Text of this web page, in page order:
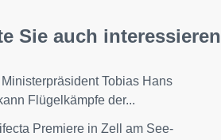
Sie auch interessieren
Tobias Hans
Flügelkämpfe der...
Premiere in Zell am See-